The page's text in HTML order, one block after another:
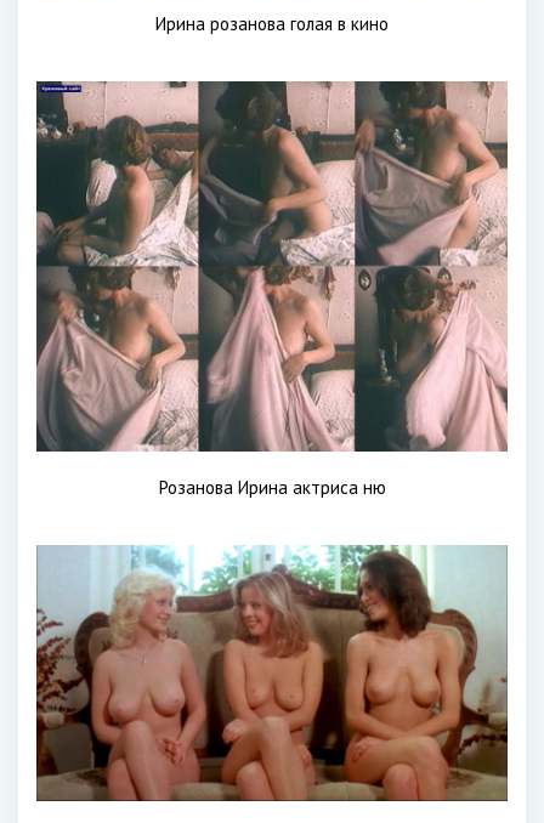
Ирина розанова голая в кино
Розанова Ирина актриса ню